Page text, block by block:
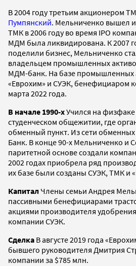
В 2004 году третьим акционером
Пумпянский. Мельниченко вышел
ТМК в 2006 году во время IPO
МДМ была ликвидирована. К 2007
поделили бизнес, Мельниченко
владельцем промышленных
МДМ-банк. На базе промышленных
«Еврохим» и СУЭК, бенефициаром
марта 2022 года.
В начале 1990-хУчился на
студенческом общежитии, где
обменный пункт. Из сети
Банк. В конце 90-х Мельниченко и
паритетной основе создали
2002 годах приобрела ряд
их базе были созданы СУЭК, ТМК и
Капитал Члены семьи Андрея
пассивными бенефициарами
акциями производителя
компании СУЭК.
Сделка В августе 2019 года
бывшего руководителя Дмитрия
компании за $785 млн.